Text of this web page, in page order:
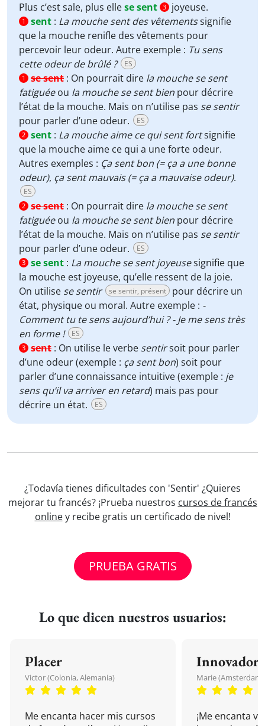
Plus c’est sale, plus ellese sent 3 joyeuse.
1 sent : La mouche sent des vêtementssignifie
que la mouche renifle des vêtements pour
percevoir leur odeur. Autre exemple : Tu sens
cette odeur de brûlé ?
ES
1 se sent : On pourrait dire la mouche se sent
fatiguéeou la mouche se sent bien pour décrire
l’état de la mouche. Mais on n’utilise pas se sentir
pour parler d’une odeur.
ES
2 sent : La mouche aime ce qui sent fortsignifie
que la mouche aime ce qui a une forte odeur.
Autres exemples : Ça sent bon (= ça a une bonne
odeur), ça sent mauvais (= ça a mauvaise odeur).
ES
2 se sent : On pourrait dire la mouche se sent
fatiguéeou la mouche se sent bien pour décrire
l’état de la mouche. Mais on n’utilise pas se sentir
pour parler d’une odeur.
ES
3 se sent : La mouche se sent joyeusesignifie que
la mouche est joyeuse, qu’elle ressent de la joie.
On utilise se sentir se sentir, présent
pour décrire un
état, physique ou moral. Autre exemple : -
Comment tu te sens aujourd’hui ? - Je me sens très
en forme !
ES
3 sent : On utilise le verbe sentirsoit pour parler
d’une odeur (exemple : ça sent bon) soit pour
parler d’une connaissance intuitive (exemple : je
sens qu’il va arriver en retard) mais pas pour
décrire un état.
ES
¿Todavía tienes dificultades con 'Sentir' ¿Quieres
mejorar tu francés? ¡Prueba nuestros cursos de francés
onliney recibe gratis un certificado de nivel!
PRUEBA GRATIS
Lo que dicen nuestros usuarios:
Placer
Victor (Colonia, Alemania)
Me encanta hacer mis cursos
Innovador
Marie (Amsterdam,
¡Me encanta